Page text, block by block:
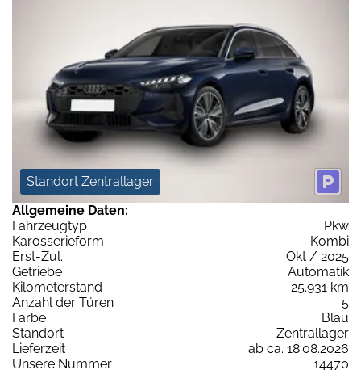
Standort Zentrallager
Allgemeine Daten:
Fahrzeugtyp
Pkw
Karosserieform
Kombi
Erst-Zul.
Okt / 2025
Getriebe
Automatik
Kilometerstand
25.931 km
Anzahl der Türen
5
Farbe
Blau
Standort
Zentrallager
Lieferzeit
ab ca. 18.08.2026
Unsere Nummer
14470